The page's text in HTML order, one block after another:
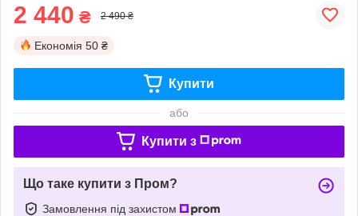
2 440 ₴ 2 490 ₴
Економія 50 ₴
Купити
або
Купити з
Що таке купити з Пром?
Замовлення під захистом